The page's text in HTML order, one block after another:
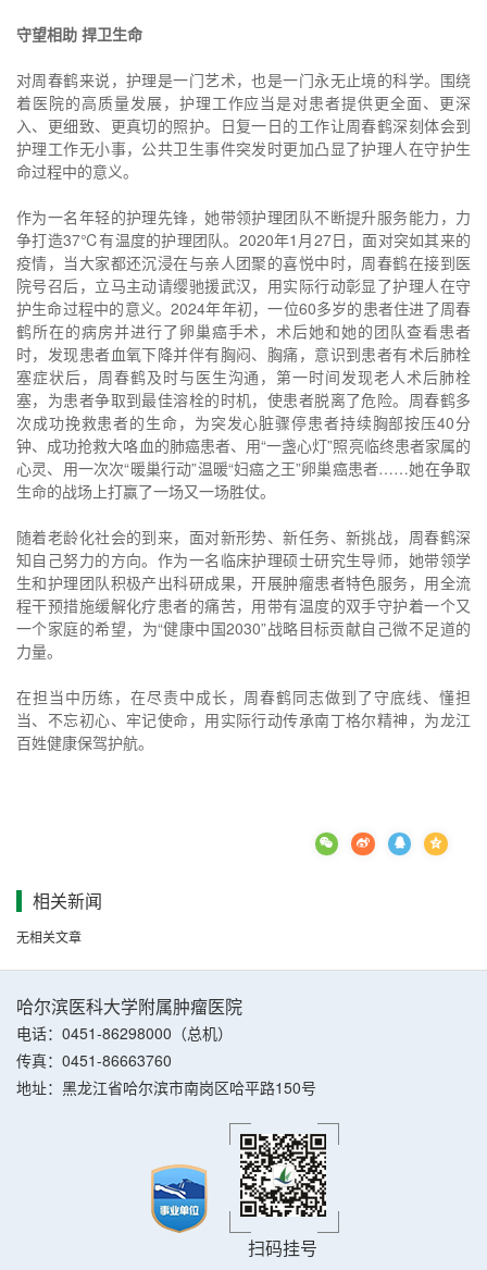
守望相助 捍卫生命
对周春鹤来说，护理是一门艺术，也是一门永无止境的科学。围绕
着医院的高质量发展，护理工作应当是对患者提供更全面、更深
入、更细致、更真切的照护。日复一日的工作让周春鹤深刻体会到
护理工作无小事，公共卫生事件突发时更加凸显了护理人在守护生
命过程中的意义。
作为一名年轻的护理先锋，她带领护理团队不断提升服务能力，力
争打造37℃有温度的护理团队。2020年1月27日，面对突如其来的
疫情，当大家都还沉浸在与亲人团聚的喜悦中时，周春鹤在接到医
院号召后，立马主动请缨驰援武汉，用实际行动彰显了护理人在守
护生命过程中的意义。2024年年初，一位60多岁的患者住进了周春
鹤所在的病房并进行了卵巢癌手术，术后她和她的团队查看患者
时，发现患者血氧下降并伴有胸闷、胸痛，意识到患者有术后肺栓
塞症状后，周春鹤及时与医生沟通，第一时间发现老人术后肺栓
塞，为患者争取到最佳溶栓的时机，使患者脱离了危险。周春鹤多
次成功挽救患者的生命，为突发心脏骤停患者持续胸部按压40分
钟、成功抢救大咯血的肺癌患者、用“一盏心灯”照亮临终患者家属的
心灵、用一次次“暖巢行动”温暖“妇癌之王”卵巢癌患者……她在争取
生命的战场上打赢了一场又一场胜仗。
随着老龄化社会的到来，面对新形势、新任务、新挑战，周春鹤深
知自己努力的方向。作为一名临床护理硕士研究生导师，她带领学
生和护理团队积极产出科研成果，开展肿瘤患者特色服务，用全流
程干预措施缓解化疗患者的痛苦，用带有温度的双手守护着一个又
一个家庭的希望，为“健康中国2030”战略目标贡献自己微不足道的
力量。
在担当中历练，在尽责中成长，周春鹤同志做到了守底线、懂担
当、不忘初心、牢记使命，用实际行动传承南丁格尔精神，为龙江
百姓健康保驾护航。
相关新闻
无相关文章
哈尔滨医科大学附属肿瘤医院
电话：0451-86298000（总机）
传真：0451-86663760
地址：黑龙江省哈尔滨市南岗区哈平路150号
扫码挂号